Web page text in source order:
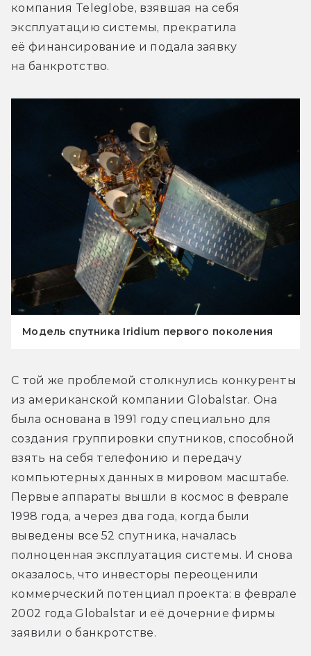
компания Teleglobe, взявшая на себя
эксплуатацию системы, прекратила
её финансирование и подала заявку
на банкротство.
Модель спутника Iridium первого поколения
С той же проблемой столкнулись конкуренты
из американской компании Globalstar. Она
была основана в 1991 году специально для
создания группировки спутников, способной
взять на себя телефонию и передачу
компьютерных данных в мировом масштабе.
Первые аппараты вышли в космос в феврале
1998 года, а через два года, когда были
выведены все 52 спутника, началась
полноценная эксплуатация системы. И снова
оказалось, что инвесторы переоценили
коммерческий потенциал проекта: в феврале
2002 года Globalstar и её дочерние фирмы
заявили о банкротстве.